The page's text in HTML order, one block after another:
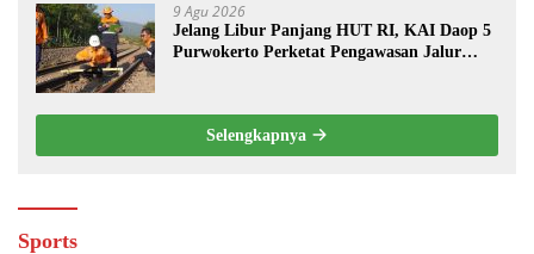
9 Agu 2026
Jelang Libur Panjang HUT RI, KAI Daop 5
Purwokerto Perketat Pengawasan Jalur
Selengkapnya
Sports